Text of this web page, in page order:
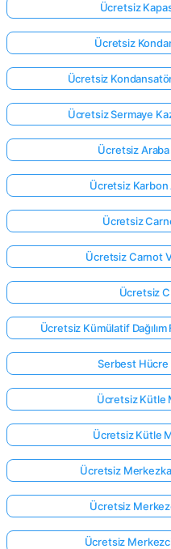
Ücretsiz
Ücretsiz
Ücretsiz Kondansatör
Ücretsiz Sermaye
Ücretsiz
Ücretsiz Karbon
Ücretsiz
Ücretsiz Carnot
Ücretsiz
Ücretsiz Kümülatif Dağılım
Serbest Hücre
Ücretsiz Kütle
Ücretsiz Kütle
Ücretsiz
Ücretsiz
Ücretsiz